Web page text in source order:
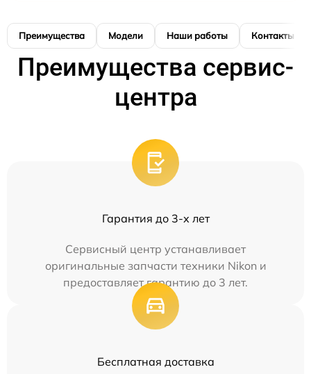
Преимущества Модели Наши работы Контакты
Преимущества сервис-
центра
Гарантия до 3-х лет
Сервисный центр устанавливает
оригинальные запчасти техники Nikon и
предоставляет гарантию до 3 лет.
Бесплатная доставка